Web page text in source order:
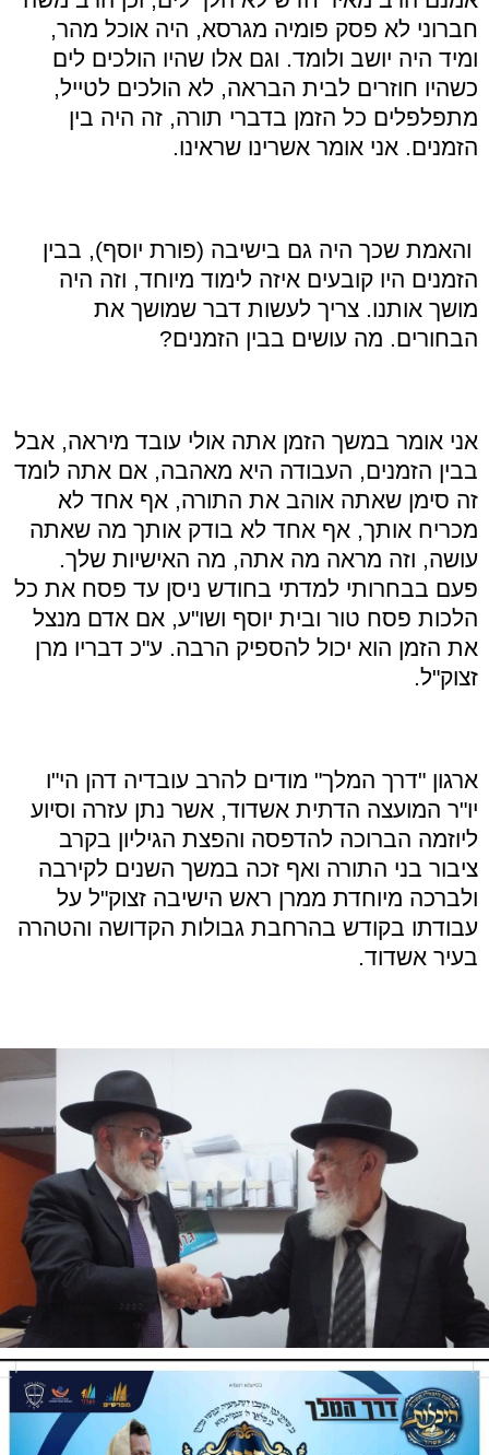
חברוני לא פסק פומיה מגרסא, היה אוכל מהר,
ומיד היה יושב ולומד. וגם אלו שהיו הולכים לים
כשהיו חוזרים לבית הבראה, לא הולכים לטייל,
מתפלפלים כל הזמן בדברי תורה, זה היה בין
הזמנים. אני אומר אשרינו שראינו.
והאמת שכך היה גם בישיבה (פורת יוסף), בבין
הזמנים היו קובעים איזה לימוד מיוחד, וזה היה
מושך אותנו. צריך לעשות דבר שמושך את
הבחורים. מה עושים בבין הזמנים?
אני אומר במשך הזמן אתה אולי עובד מיראה, אבל
בבין הזמנים, העבודה היא מאהבה, אם אתה לומד
זה סימן שאתה אוהב את התורה, אף אחד לא
מכריח אותך, אף אחד לא בודק אותך מה שאתה
עושה, וזה מראה מה אתה, מה האישיות שלך.
פעם בבחרותי למדתי בחודש ניסן עד פסח את כל
הלכות פסח טור ובית יוסף ושו"ע, אם אדם מנצל
את הזמן הוא יכול להספיק הרבה. ע"כ דבריו מרן
זצוק"ל.
ארגון "דרך המלך" מודים להרב עובדיה דהן הי"ו
יו"ר המועצה הדתית אשדוד, אשר נתן עזרה וסיוע
ליוזמה הברוכה להדפסה והפצת הגיליון בקרב
ציבור בני התורה ואף זכה במשך השנים לקירבה
ולברכה מיוחדת ממרן ראש הישיבה זצוק"ל על
עבודתו בקודש בהרחבת גבולות הקדושה והטהרה
בעיר אשדוד.